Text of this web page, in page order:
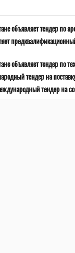
объявляет тендер по
объявляет тендер по
тендер на
тендер на